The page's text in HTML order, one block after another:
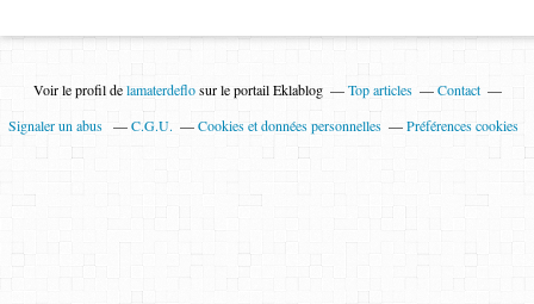
Voir le profil delamaterdeflosur le portail Eklablog Top articles
Contact
Signaler un abus
C.G.U. Cookies et données personnelles Préférences cookies